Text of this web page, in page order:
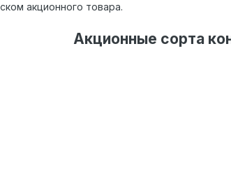
акционного товара.
Акционные сорта